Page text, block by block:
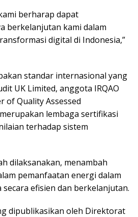
berharap dapat
berkelanjutan kami dalam
digital di Indonesia,”
standar internasional yang
UK Limited, anggota IRQAO
of Quality Assessed
lembaga sertifikasi
terhadap sistem
dilaksanakan, menambah
pemanfaatan energi dalam
efisien dan berkelanjutan.
dipublikasikan oleh Direktorat